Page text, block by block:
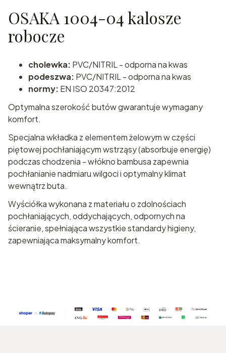
OSAKA 1004-04 kalosze
robocze
cholewka: PVC/NITRIL - odporna na kwas
podeszwa: PVC/NITRIL - odporna na kwas
normy: EN ISO 20347:2012
Optymalna szerokość butów gwarantuje wymagany
komfort.
Specjalna wkładka z elementem żelowym w części
piętowej pochłaniającym wstrząsy (absorbuje energię)
podczas chodzenia - włókno bambusa zapewnia
pochłanianie nadmiaru wilgoci i optymalny klimat
wewnątrz buta.
Wyściółka wykonana z materiału o zdolnościach
pochłaniających, oddychających, odpornych na
ścieranie, spełniająca wszystkie standardy higieny,
zapewniająca maksymalny komfort.